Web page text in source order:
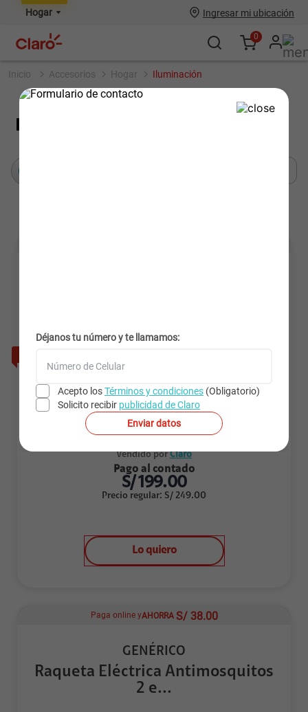
Hogar Ingresar mi ubicación
0
accesorios hogar iluminación
Iluminación
Vendido por Claro
Pago al contado
S/199.00
Precio regular: S/ 249.00
Lo quiero
Paga online yAHORRA S/ 38.00
GENÉRICO
Raqueta Eléctrica Antimosquitos
2 e...
Déjanos tu número y te llamamos:
Acepto losTérminos y condiciones (Obligatorio)
Solicito recibir publicidad de Claro
Enviar datos